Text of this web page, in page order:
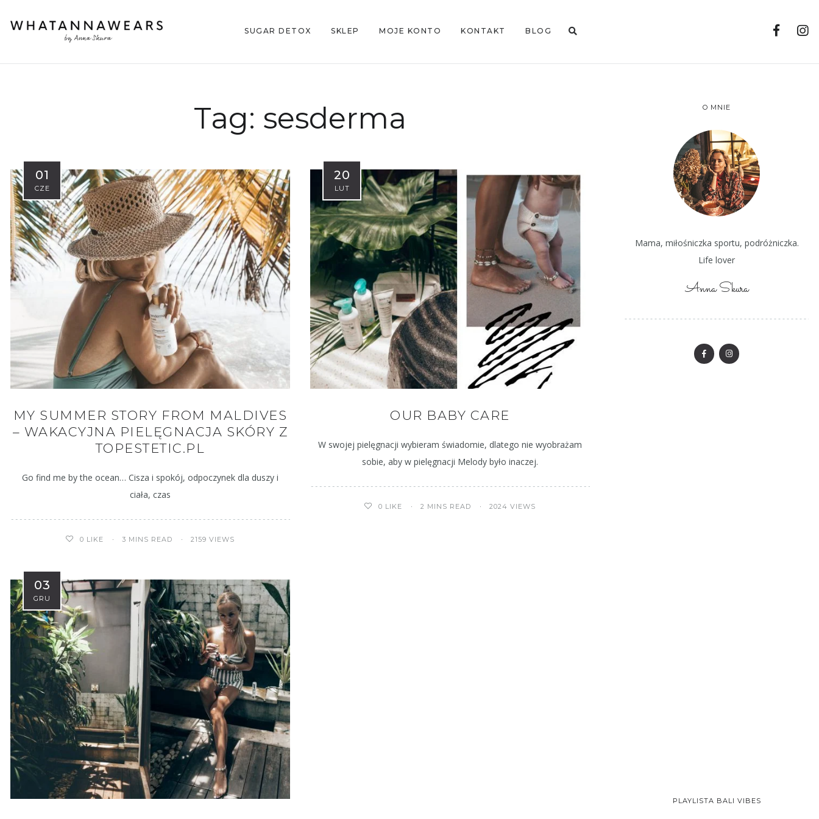
SUGAR DETOX SKLEP MOJE KONTO KONTAKT BLOG
Tag: sesderma
01
CZE
MY SUMMER STORY FROM MALDIVES
– WAKACYJNA PIELĘGNACJA SKÓRY Z
TOPESTETIC.PL
Go find me by the ocean… Cisza i spokój, odpoczynek dla duszy i
ciała, czas
0 LIKE 3 MINS READ 2159 VIEWS
20
LUT
OUR BABY CARE
W swojej pielęgnacji wybieram świadomie, dlatego nie wyobrażam
sobie, aby w pielęgnacji Melody było inaczej.
0 LIKE 2 MINS READ 2024 VIEWS
03
GRU
O MNIE
Mama, miłośniczka sportu, podróżniczka.
Life lover
Anna Skura
PLAYLISTA BALI VIBES